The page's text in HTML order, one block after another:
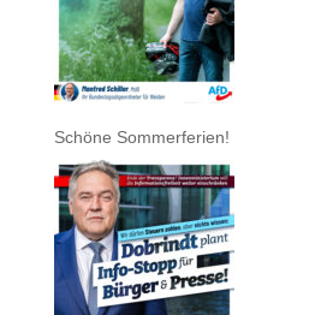
Schöne Sommerferien!